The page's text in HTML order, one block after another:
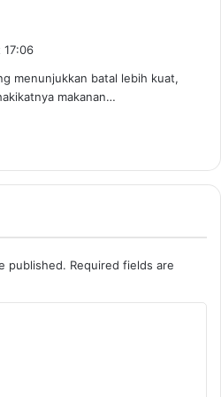
17:06
menunjukkan batal lebih kuat,
makanan…
published. Required fields are